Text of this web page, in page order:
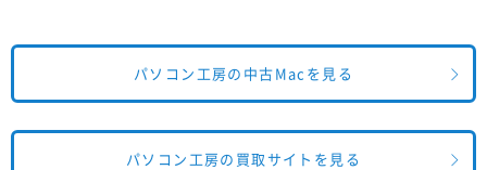
パソコン工房の中古Macを見る
パソコン工房の買取サイトを見る